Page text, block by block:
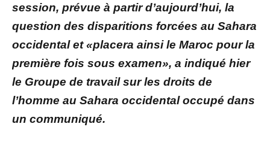
session, prévue à partir d’aujourd’hui, la
question des disparitions forcées au Sahara
occidental et «placera ainsi le Maroc pour la
première fois sous examen», a indiqué hier
le Groupe de travail sur les droits de
l’homme au Sahara occidental occupé dans
un communiqué.